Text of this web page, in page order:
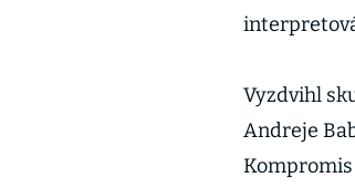
Vyzdvihl
Andreje
Kompromis